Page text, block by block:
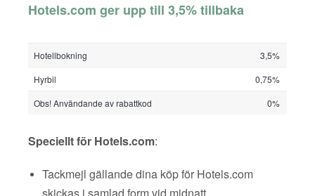
Hotels.com ger upp till 3,5% tillbaka
Hotellbokning
3,5%
Hyrbil
0,75%
Obs! Användande av rabattkod
0%
Speciellt för Hotels.com:
Tackmejl gällande dina köp för Hotels.com